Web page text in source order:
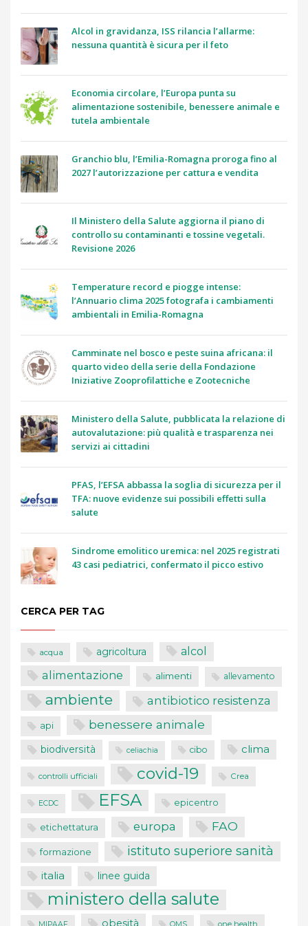
Alcol in gravidanza, ISS rilancia l’allarme:
nessuna quantità è sicura per il feto
Economia circolare, l’Europa punta su
alimentazione sostenibile, benessere animale e
tutela ambientale
Granchio blu, l’Emilia-Romagna proroga fino al
2027 l’autorizzazione per cattura e vendita
Il Ministero della Salute aggiorna il piano di
controllo su contaminanti e tossine vegetali.
Revisione 2026
Temperature record e piogge intense:
l’Annuario clima 2025 fotografa i cambiamenti
ambientali in Emilia-Romagna
Camminate nel bosco e peste suina africana: il
quarto video della serie della Fondazione
Iniziative Zooprofilattiche e Zootecniche
Ministero della Salute, pubblicata la relazione di
autovalutazione: più qualità e trasparenza nei
servizi ai cittadini
PFAS, l’EFSA abbassa la soglia di sicurezza per il
TFA: nuove evidenze sui possibili effetti sulla
salute
Sindrome emolitico uremica: nel 2025 registrati
43 casi pediatrici, confermato il picco estivo
CERCA PER TAG
acqua agricoltura alcol
alimentazione alimenti allevamento
ambiente antibiotico resistenza
api benessere animale
biodiversità celiachia cibo clima
controlli ufficiali covid-19 Crea
ECDC EFSA epicentro
etichettatura europa FAO
formazione istituto superiore sanità
italia linee guida
ministero della salute
MIPAAF obesità OMS one health